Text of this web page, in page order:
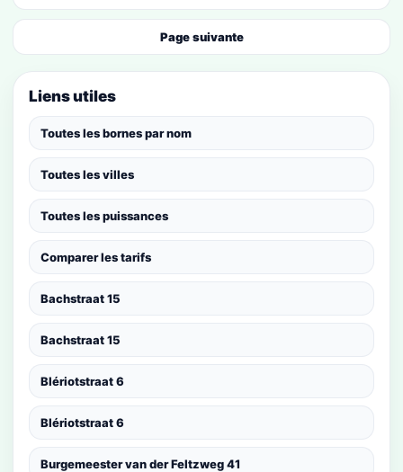
Page suivante
Liens utiles
Toutes les bornes par nom
Toutes les villes
Toutes les puissances
Comparer les tarifs
Bachstraat 15
Bachstraat 15
Blériotstraat 6
Blériotstraat 6
Burgemeester van der Feltzweg 41